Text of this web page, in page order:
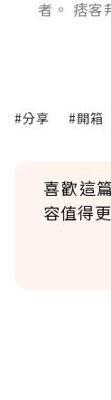
者。 痞客
#分享 #開箱
喜歡這
容值得